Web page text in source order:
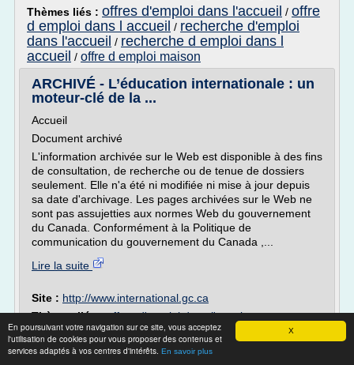
X
En poursuivant votre navigation sur ce site, vous acceptez
l'utilisation de cookies pour vous proposer des contenus et
services adaptés à vos centres d'intérêts. En savoir plus
Thèmes liés : offres d'emploi dans l'accueil / offre
d emploi dans l accueil / recherche d'emploi
dans l'accueil / recherche d emploi dans l
accueil / offre d emploi maison
ARCHIVÉ - L’éducation internationale : un
moteur-clé de la ...
Accueil
Document archivé
L'information archivée sur le Web est disponible à des fins
de consultation, de recherche ou de tenue de dossiers
seulement. Elle n'a été ni modifiée ni mise à jour depuis
sa date d'archivage. Les pages archivées sur le Web ne
sont pas assujetties aux normes Web du gouvernement
du Canada. Conformément à la Politique de
communication du gouvernement du Canada ,...
Lire la suite
Site : http://www.international.gc.ca
Thèmes liés :offres d'emploi dans l'enseignement
superieur/site pour recherche d'emploi au canada /
recherche d'emploi au canada pour etranger